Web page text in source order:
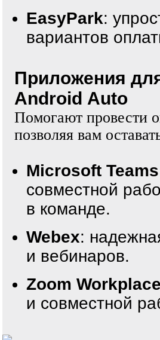
EasyPark:
вариантов
Приложения
Android Auto
Помогают провести
позволяя вам
Microsoft Teams
совместной
в команде.
Webex:
и вебинаров.
Zoom
и совместной